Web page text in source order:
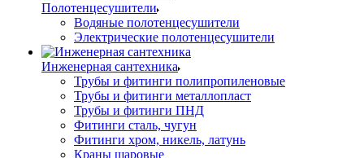
Полотенцесушители
Водяные полотенцесушители
Электрические полотенцесушители
Инженерная сантехника
Трубы и фитинги полипропиленовые
Трубы и фитинги металлопласт
Трубы и фитинги ПНД
Фитинги сталь, чугун
Фитинги хром, никель, латунь
Краны шаровые